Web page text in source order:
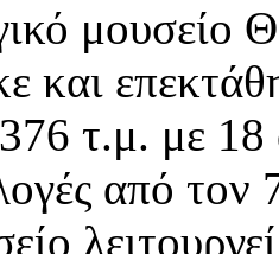
μουσείο
και
τ.μ. με 18
από